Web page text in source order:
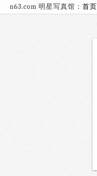
n63.com 明星写真馆： 首页